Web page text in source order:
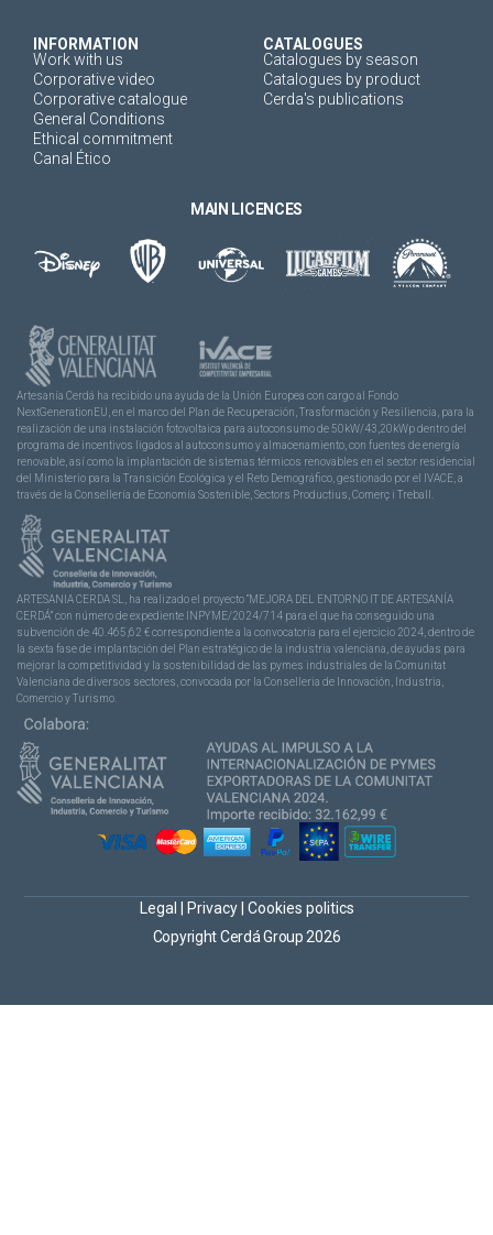
INFORMATION
Work with us
Corporative video
Corporative catalogue
General Conditions
Ethical commitment
Canal Ético
CATALOGUES
Catalogues by season
Catalogues by product
Cerda's publications
MAIN LICENCES
Artesanía Cerdá ha recibido una ayuda de la Unión Europea con cargo al Fondo
NextGenerationEU, en el marco del Plan de Recuperación, Trasformación y Resiliencia, para la
realización de una instalación fotovoltaica para autoconsumo de 50kW/43,20kWp dentro del
programa de incentivos ligados al autoconsumo y almacenamiento, con fuentes de energía
renovable, así como la implantación de sistemas térmicos renovables en el sector residencial
del Ministerio para la Transición Ecológica y el Reto Demográfico, gestionado por el IVACE, a
través de la Consellería de Economía Sostenible, Sectors Productius, Comerç i Treball.
ARTESANIA CERDA SL, ha realizado el proyecto “MEJORA DEL ENTORNO IT DE ARTESANÍA
CERDÁ” con número de expediente INPYME/2024/714 para el que ha conseguido una
subvención de 40.465,62 € correspondiente a la convocatoria para el ejercicio 2024, dentro de
la sexta fase de implantación del Plan estratégico de la industria valenciana, de ayudas para
mejorar la competitividad y la sostenibilidad de las pymes industriales de la Comunitat
Valenciana de diversos sectores, convocada por la Conselleria de Innovación, Industria,
Comercio y Turismo.
Copyright Cerdá Group 2026
Legal Privacy Cookies politics